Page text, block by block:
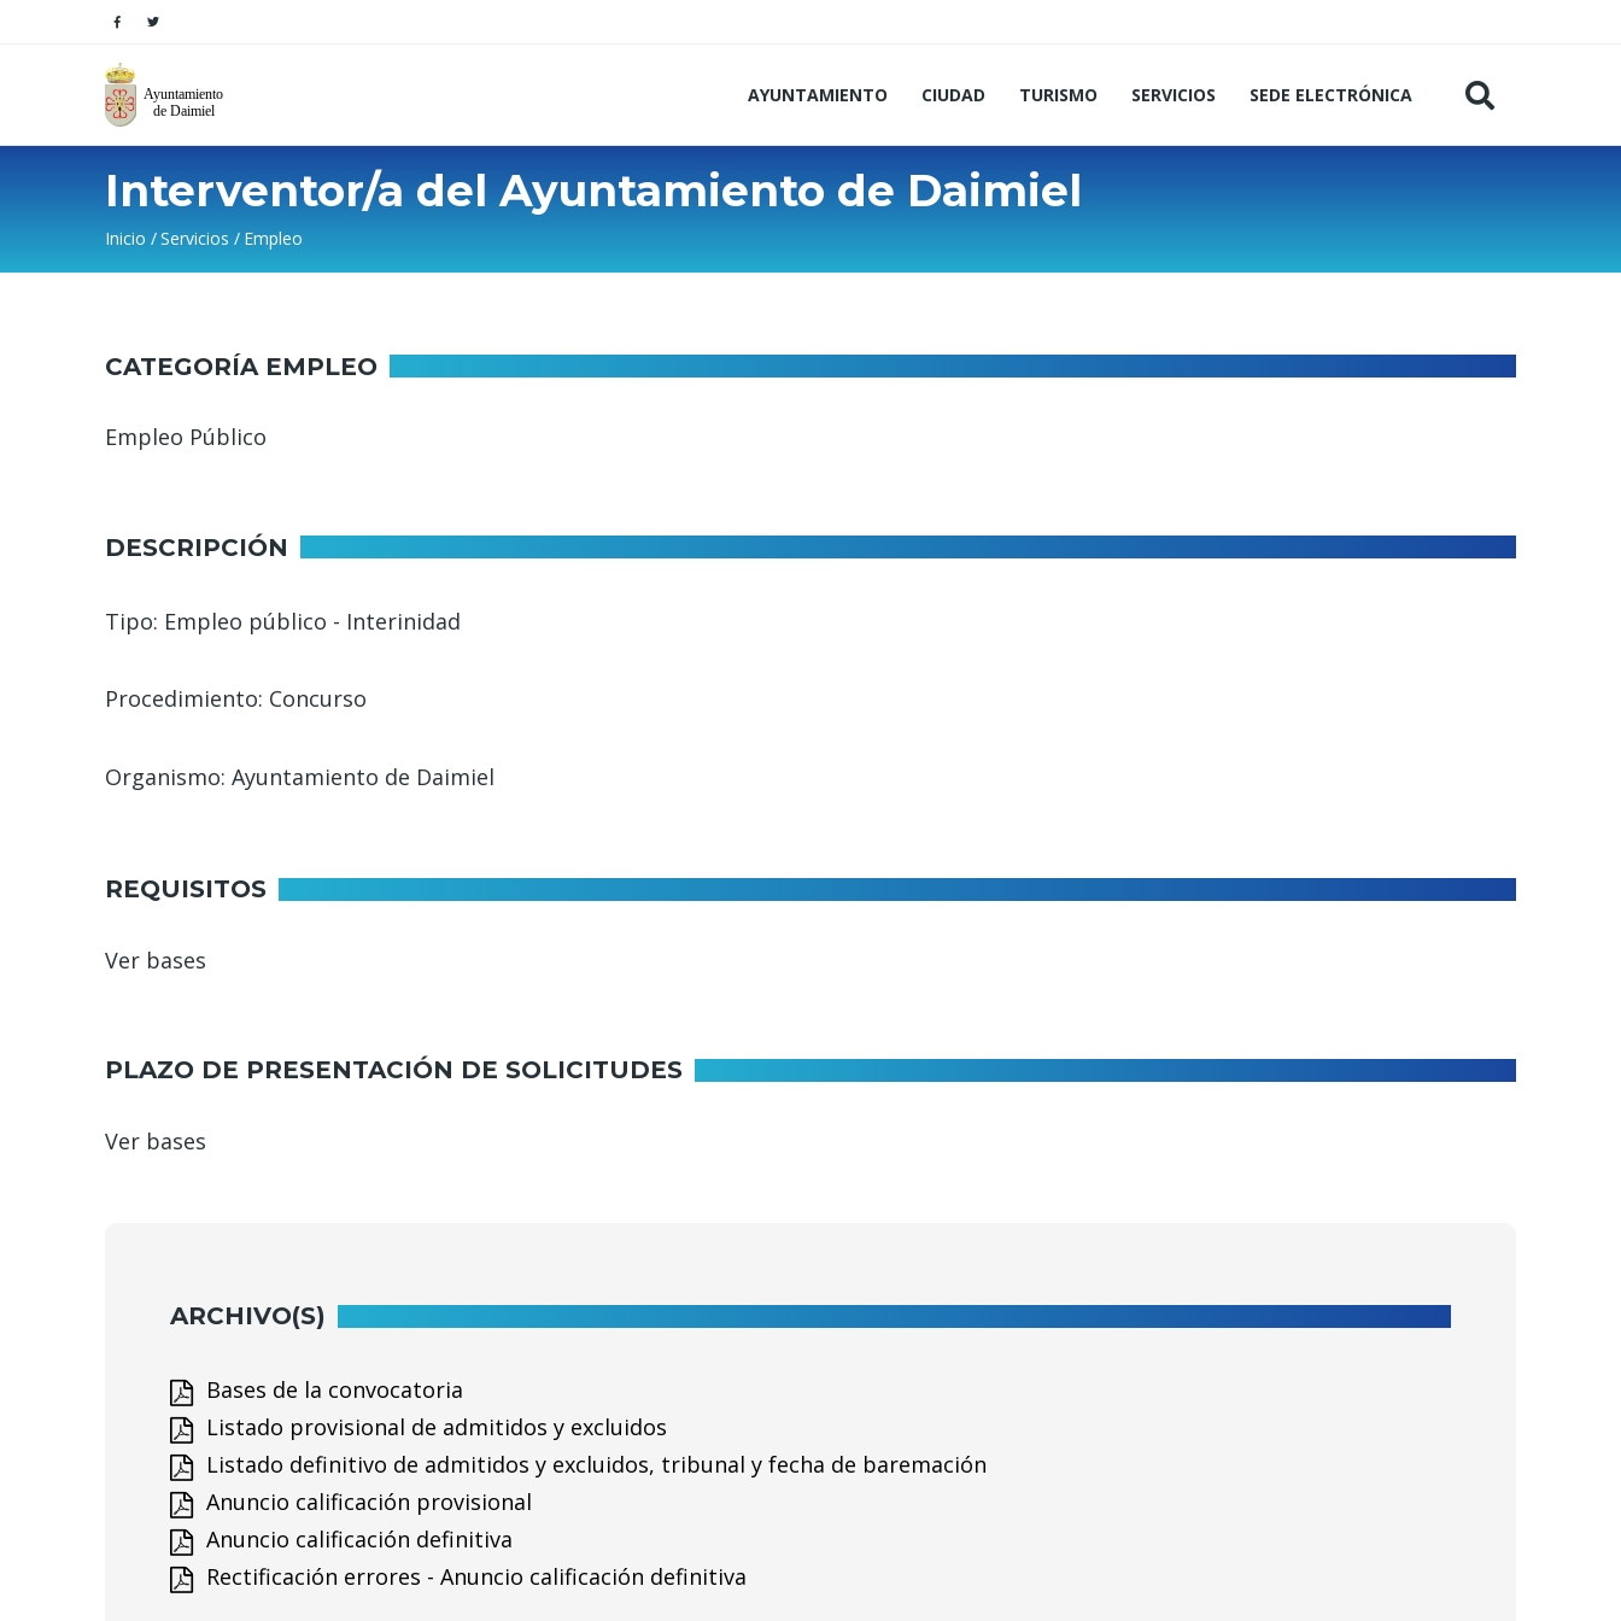
AYUNTAMIENTO CIUDAD TURISMO SERVICIOS SEDE ELECTRÓNICA
Interventor/a del Ayuntamiento de Daimiel
Sobrescribir
ayuda
a
navegación
Inicio Servicios Empleo
CATEGORÍA EMPLEO
Empleo Público
DESCRIPCIÓN
Tipo: Empleo público - Interinidad
Procedimiento: Concurso
Organismo: Ayuntamiento de Daimiel
REQUISITOS
Ver bases
PLAZO DE PRESENTACIÓN DE SOLICITUDES
Ver bases
ARCHIVO(S)
Bases de la convocatoria
Listado provisional de admitidos y excluidos
Listado definitivo de admitidos y excluidos, tribunal y fecha de baremación
Anuncio calificación provisional
Anuncio calificación definitiva
Rectificación errores - Anuncio calificación definitiva